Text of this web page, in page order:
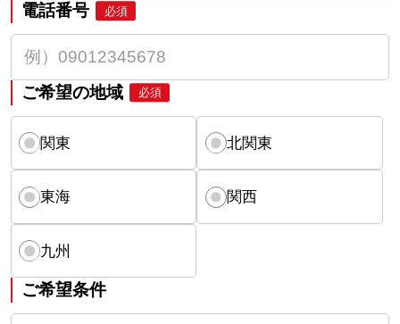
電話番号 必須
ご希望の地域 必須
関東 北関東
東海 関西
九州
ご希望条件